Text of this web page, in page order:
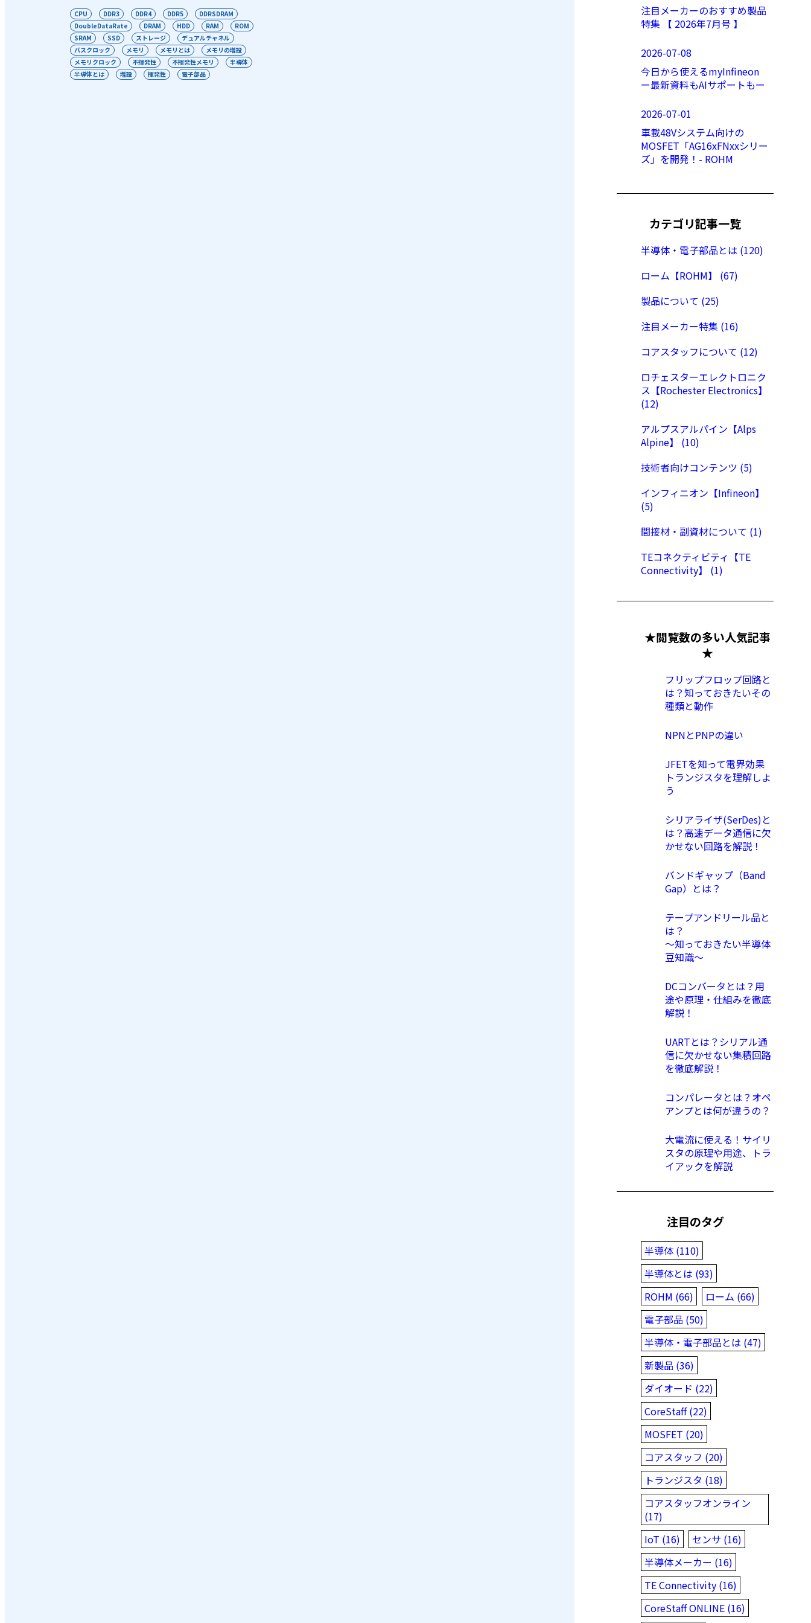
CPU DDR3 DDR4 DDR5
DDRSDRAM
DoubleDataRate
DRAM HDD RAM
ROM
SRAM
SSD ストレージ
デュアルチャネル
バスクロック
メモリ メモリとは
メモリの増設
メモリクロック
不揮発性 不揮発性メモリ
半導体
半導体とは
増設 揮発性 電子部品
注目メーカーのおすすめ製品
特集 【 2026年7月号 】
2026-07-08
今日から使えるmyInfineon
ー最新資料もAIサポートもー
2026-07-01
車載48Vシステム向けの
MOSFET「AG16xFNxxシリー
ズ」を開発！- ROHM
カテゴリ記事一覧
半導体・電子部品とは (120)
ローム【ROHM】 (67)
製品について (25)
注目メーカー特集 (16)
コアスタッフについて (12)
ロチェスターエレクトロニク
ス【Rochester Electronics】
(12)
アルプスアルパイン【Alps
Alpine】 (10)
技術者向けコンテンツ (5)
インフィニオン【Infineon】
(5)
間接材・副資材について (1)
TEコネクティビティ【TE
Connectivity】 (1)
★閲覧数の多い人気記事
★
フリップフロップ回路と
は？知っておきたいその
種類と動作
NPNとPNPの違い
JFETを知って電界効果
トランジスタを理解しよ
う
シリアライザ(SerDes)と
は？高速データ通信に欠
かせない回路を解説！
バンドギャップ（Band
Gap）とは？
テープアンドリール品と
は？
〜知っておきたい半導体
豆知識〜
DCコンバータとは？用
途や原理・仕組みを徹底
解説！
UARTとは？シリアル通
信に欠かせない集積回路
を徹底解説！
コンパレータとは？オペ
アンプとは何が違うの？
大電流に使える！サイリ
スタの原理や用途、トラ
イアックを解説
注目のタグ
半導体 (110)
半導体とは (93)
ROHM (66)
ローム (66)
電子部品 (50)
半導体・電子部品とは (47)
新製品 (36)
ダイオード (22)
CoreStaff (22)
MOSFET (20)
コアスタッフ (20)
トランジスタ (18)
コアスタッフオンライン
(17)
IoT (16)
センサ (16)
半導体メーカー (16)
TE Connectivity (16)
CoreStaff ONLINE (16)